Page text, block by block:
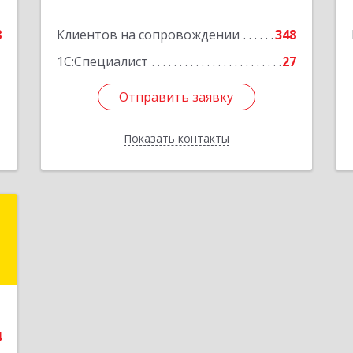
Клиентов на сопровождении
348
1С:Специалист
27
Отправить заявку
Показать контакты
Подробнее
Отправить заявку
Назад